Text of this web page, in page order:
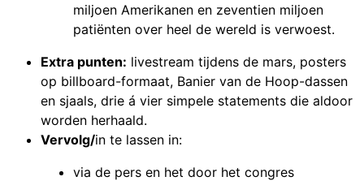
miljoen Amerikanen en zeventien miljoen
patiënten over heel de wereld is verwoest.
Extra punten: livestream tijdens de mars, posters
op billboard-formaat, Banier van de Hoop-dassen
en sjaals, drie á vier simpele statements die aldoor
worden herhaald.
Vervolg/in te lassen in:
via de pers en het door het congres